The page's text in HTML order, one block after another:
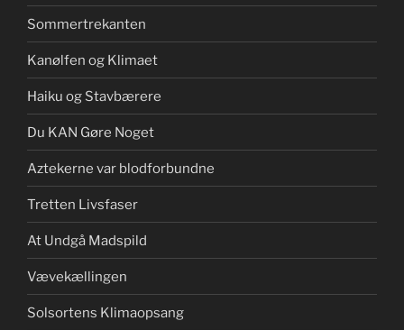
Sommertrekanten
Kanølfen og Klimaet
Haiku og Stavbærere
Du KAN Gøre Noget
Aztekerne var blodforbundne
Tretten Livsfaser
At Undgå Madspild
Vævekællingen
Solsortens Klimaopsang